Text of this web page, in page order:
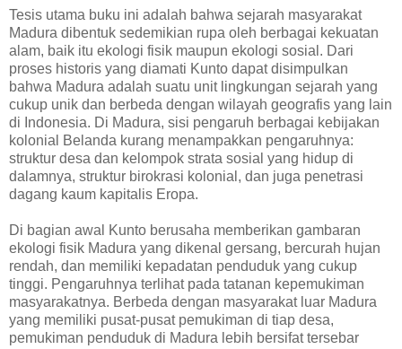
Tesis utama buku ini adalah bahwa sejarah masyarakat
Madura dibentuk sedemikian rupa oleh berbagai kekuatan
alam, baik itu ekologi fisik maupun ekologi sosial. Dari
proses historis yang diamati Kunto dapat disimpulkan
bahwa Madura adalah suatu unit lingkungan sejarah yang
cukup unik dan berbeda dengan wilayah geografis yang lain
di Indonesia. Di Madura, sisi pengaruh berbagai kebijakan
kolonial Belanda kurang menampakkan pengaruhnya:
struktur desa dan kelompok strata sosial yang hidup di
dalamnya, struktur birokrasi kolonial, dan juga penetrasi
dagang kaum kapitalis Eropa.
Di bagian awal Kunto berusaha memberikan gambaran
ekologi fisik Madura yang dikenal gersang, bercurah hujan
rendah, dan memiliki kepadatan penduduk yang cukup
tinggi. Pengaruhnya terlihat pada tatanan kepemukiman
masyarakatnya. Berbeda dengan masyarakat luar Madura
yang memiliki pusat-pusat pemukiman di tiap desa,
pemukiman penduduk di Madura lebih bersifat tersebar